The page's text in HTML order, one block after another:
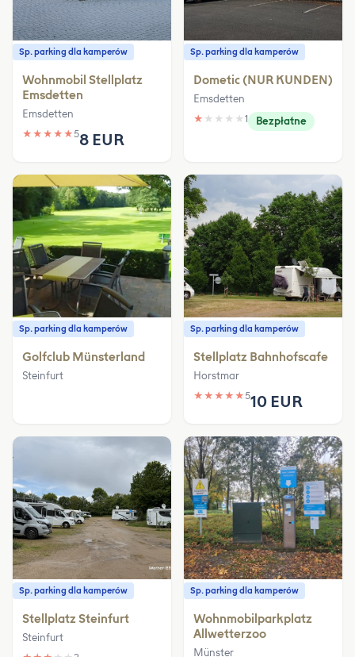
Sp. parking dla kamperów
Wohnmobil Stellplatz
Emsdetten
Emsdetten
★ ★ ★ ★ ★58 EUR
Sp. parking dla kamperów
Dometic (NUR KUNDEN)
Emsdetten
★ ★ ★ ★ ★ 1 Bezpłatne
Sp. parking dla kamperów
Golfclub Münsterland
Steinfurt
Sp. parking dla kamperów
Stellplatz Bahnhofscafe
Horstmar
★ ★ ★ ★ ★510 EUR
Sp. parking dla kamperów
Stellplatz Steinfurt
Steinfurt
Sp. parking dla kamperów
Wohnmobilparkplatz
Allwetterzoo
Münster